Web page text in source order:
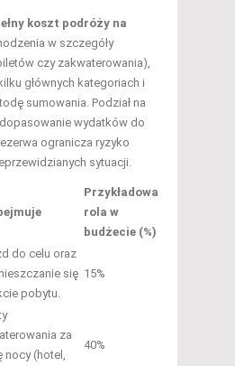
koszt podróży na
w szczegóły
czy zakwaterowania),
głównych kategoriach i
sumowania. Podział na
wydatków do
ogranicza ryzyko
sytuacji.
Przykładowa
rola w
budżecie (%)
do celu oraz
się
pobytu.
15%
za
nocy (hotel,
40%